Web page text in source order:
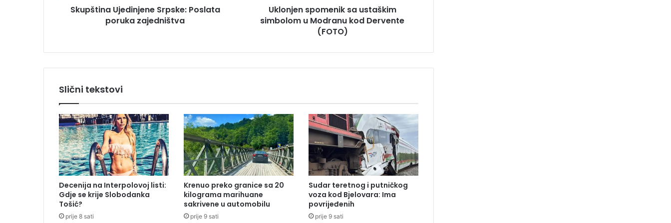
i
n
e
S
r
p
s
k
e
:
P
o
s
l
Skupština Ujedinjene Srpske: Poslata
poruka zajedništva
n
u
s
t
a
š
k
i
m
s
i
m
Uklonjen spomenik sa ustaškim
simbolom u Modranu kod Dervente
(FOTO)
Slični tekstovi
Decenija na Interpolovoj listi:
Gdje se krije Slobodanka
Tošić?
prije 8 sati
Krenuo preko granice sa 20
kilograma marihuane
sakrivene u automobilu
prije 9 sati
Sudar teretnog i putničkog
voza kod Bjelovara: Ima
povrijeđenih
prije 9 sati